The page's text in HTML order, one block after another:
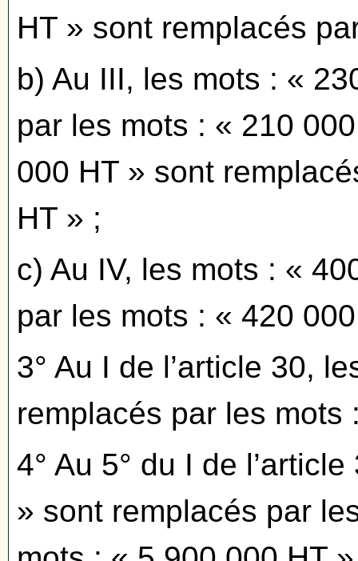
HT » sont remplacés
b) Au III, les mots : «
par les mots : « 210
000 HT » sont
HT » ;
c) Au IV, les mots : «
par les mots : « 420
3° Au I de l’article 30,
remplacés par les mots
4° Au 5° du I de
» sont remplacés par